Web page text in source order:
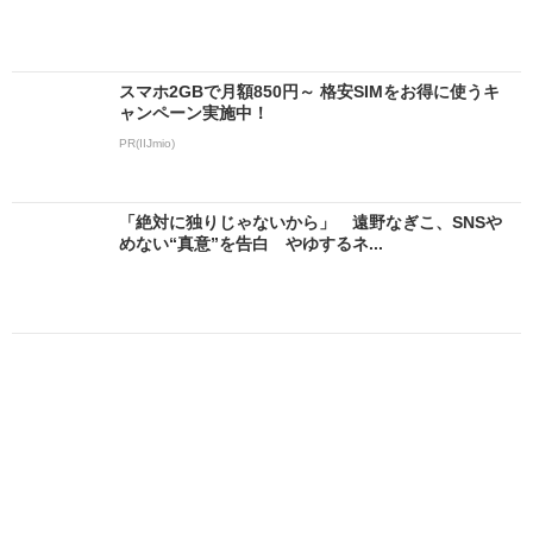
スマホ2GBで月額850円～ 格安SIMをお得に使うキ
ャンペーン実施中！
PR(IIJmio)
「絶対に独りじゃないから」 遠野なぎこ、SNSや
めない“真意”を告白 やゆするネ...